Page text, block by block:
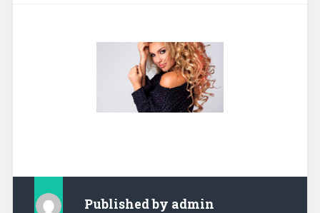
Published by admin